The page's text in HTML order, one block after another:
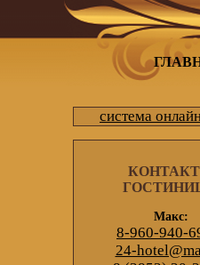
система
Макс:
8-960-940-
24-